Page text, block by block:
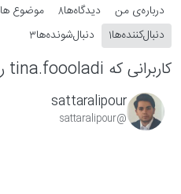
درباره‌‌ی من دیدگاه‌ها8 موضوع ها
دنبال‌کننده‌ها1 دنبال‌شونده‌ها3
کاربرانی که tina.foooladi را دنبال می‌کنند
sattaralipour
@sattaralipour